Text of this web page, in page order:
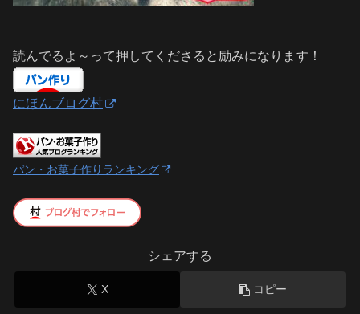
読んでるよ～って押してくださると励みになります！
にほんブログ村
パン・お菓子作りランキング
シェアする
X コピー